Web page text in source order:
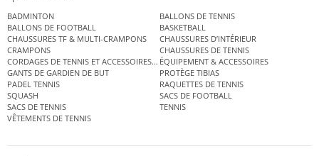
BADMINTON
BALLONS DE TENNIS
BALLONS DE FOOTBALL
BASKETBALL
CHAUSSURES TF & MULTI-CRAMPONS
CHAUSSURES D’INTÉRIEUR
CRAMPONS
CHAUSSURES DE TENNIS
CORDAGES DE TENNIS ET ACCESSOIRES DE TENNISÉQUIPEMENT & ACCESSOIRES
GANTS DE GARDIEN DE BUT
PROTÈGE TIBIAS
PADEL TENNIS
RAQUETTES DE TENNIS
SQUASH
SACS DE FOOTBALL
SACS DE TENNIS
TENNIS
VÊTEMENTS DE TENNIS